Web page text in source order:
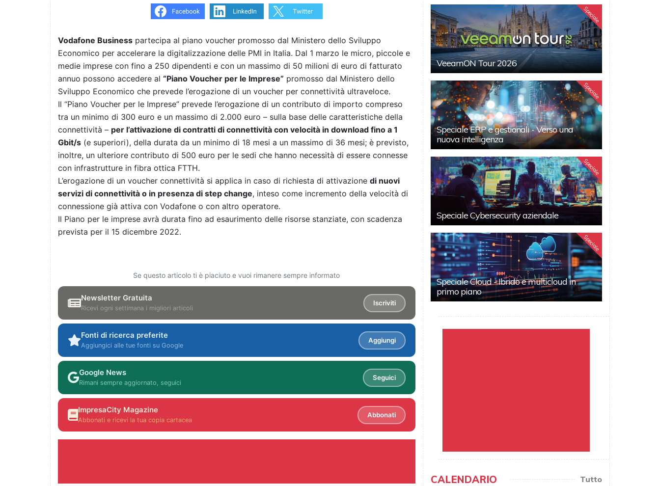
Vodafone Business partecipa al piano voucher promosso dal Ministero dello Sviluppo
Economico per accelerare la digitalizzazione delle PMI in Italia. Dal 1 marzo le micro, piccole e
medie imprese con fino a 250 dipendenti e con un massimo di 50 milioni di euro di fatturato
annuo possono accedere al “Piano Voucher per le Imprese” promosso dal Ministero dello
Sviluppo Economico che prevede l’erogazione di un voucher per connettività ultraveloce.
Il “Piano Voucher per le Imprese” prevede l’erogazione di un contributo di importo compreso
tra un minimo di 300 euro e un massimo di 2.000 euro – sulla base delle caratteristiche della
connettività – per l’attivazione di contratti di connettività con velocità in download fino a 1
Gbit/s (e superiori), della durata da un minimo di 18 mesi a un massimo di 36 mesi; è previsto,
inoltre, un ulteriore contributo di 500 euro per le sedi che hanno necessità di essere connesse
con infrastrutture in fibra ottica FTTH.
L’erogazione di un voucher connettività si applica in caso di richiesta di attivazione di nuovi
servizi di connettività o in presenza di step change, inteso come incremento della velocità di
connessione già attiva con Vodafone o con altro operatore.
Il Piano per le imprese avrà durata fino ad esaurimento delle risorse stanziate, con scadenza
prevista per il 15 dicembre 2022.
Se questo articolo ti è piaciuto e vuoi rimanere sempre informato
Newsletter Gratuita
Ricevi ogni settimana i migliori articoli
Iscriviti
Fonti di ricerca preferite
Aggiungici alle tue fonti su Google
Aggiungi
Google News
Rimani sempre aggiornato, seguici
Seguici
ImpresaCity Magazine
Abbonati e ricevi la tua copia cartacea
Abbonati
Speciale
VeeamON Tour 2026
Speciale
Speciale ERP e gestionali - Verso una
nuova intelligenza
Speciale
Speciale Cybersecurity aziendale
Speciale
Speciale Cloud - Ibrido e multicloud in
primo piano
CALENDARIO Tutto